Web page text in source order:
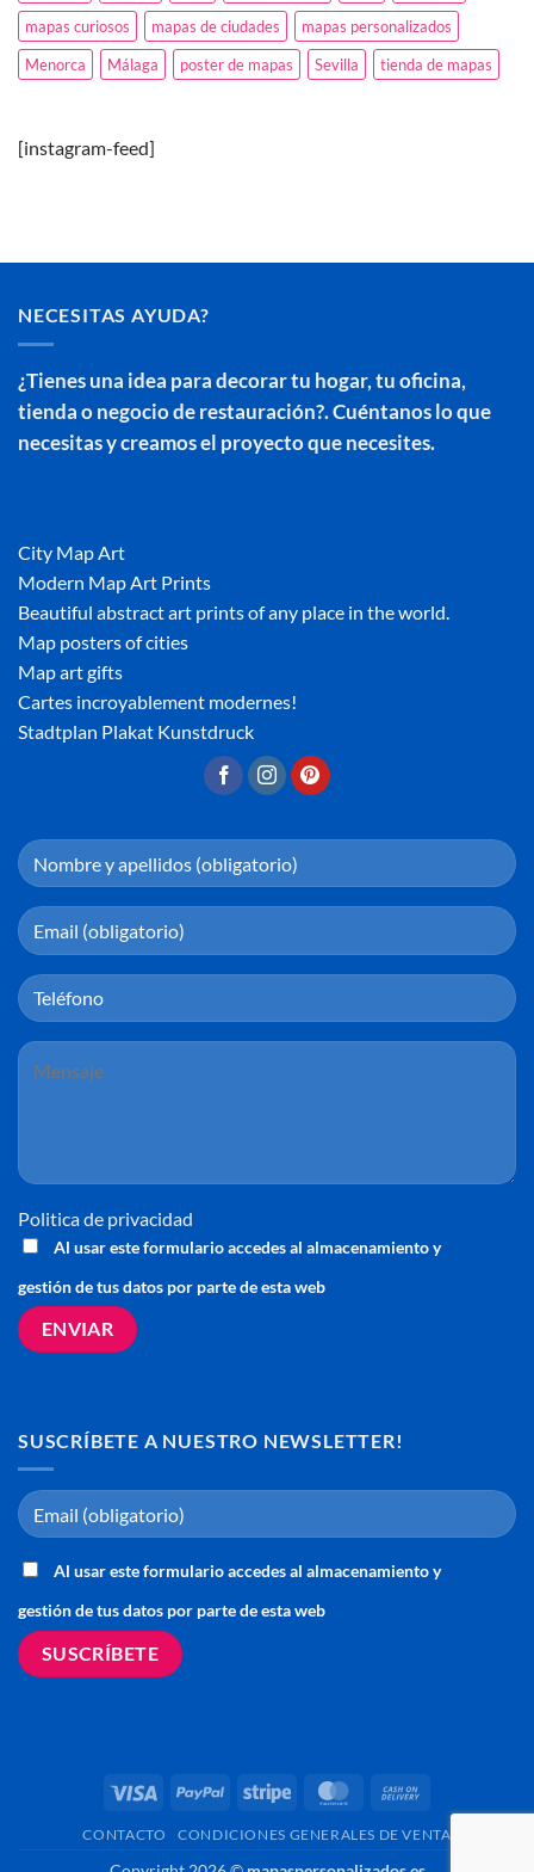
mapas curiosos
mapas de ciudades
mapas personalizados
Menorca
Málaga poster de mapas Sevilla tienda de mapas
[instagram-feed]
NECESITAS AYUDA?
¿Tienes una idea para decorar tu hogar, tu oficina,
tienda o negocio de restauración?. Cuéntanos lo que
necesitas y creamos el proyecto que necesites.
City Map Art
Modern Map Art Prints
Beautiful abstract art prints of any place in the world.
Map posters of cities
Map art gifts
Cartes incroyablement modernes!
Stadtplan Plakat Kunstdruck
Politica de privacidad
Al usar este formulario accedes al almacenamiento y
gestión de tus datos por parte de esta web
SUSCRÍBETE A NUESTRO NEWSLETTER!
Al usar este formulario accedes al almacenamiento y
gestión de tus datos por parte de esta web
Visa PayPal Stripe MasterCard
Delivery
CONTACTO CONDICIONES GENERALES DE VENTA